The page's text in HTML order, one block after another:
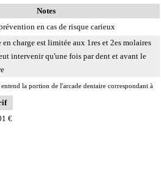
Notes
en cas de risque carieux
charge est limitée aux 1res et 2es molaires
intervenir qu'une fois par dent et avant le
la portion de l'arcade dentaire correspondant à
dents considérées, que cette portion soit dentée ou
€